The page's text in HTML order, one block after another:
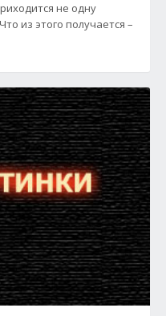
не одну
из этого получается –